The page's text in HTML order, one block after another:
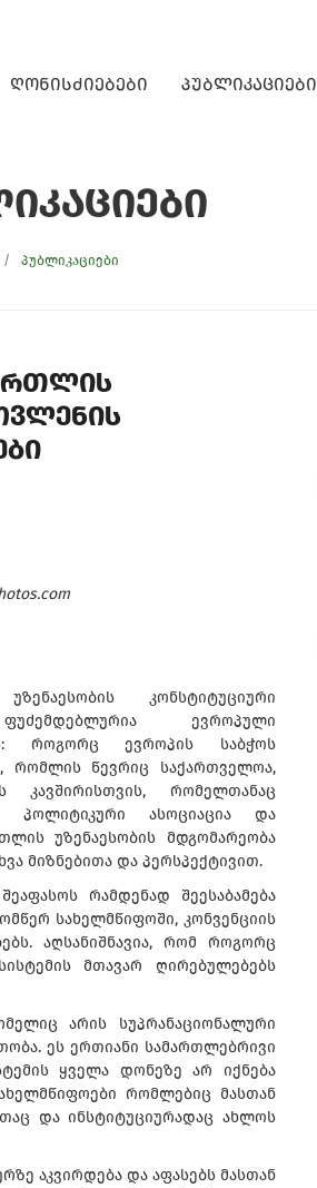
ღონისძიებები პუბლიკაციები
პუბლიკაციები
კონსტიტუციური
ევროპული
როგორც ევროპის საბჭოს
რომლის წევრიც საქართველოა,
კავშირისთვის, რომელთანაც
პოლიტიკური ასოციაცია და
უზენაესობის მდგომარეობა
მიზნებითა და პერსპექტივით.
რამდენად შეესაბამება
სახელმწიფოში, კონვენციის
აღსანიშნავია, რომ როგორც
მთავარ ღირებულებებს
არის სუპრანაციონალური
ეს ერთიანი სამართლებრივი
ყველა დონეზე არ იქნება
რომლებიც მასთან
და ინსტიტუციურადაც ახლოს
აკვირდება და აფასებს მასთან